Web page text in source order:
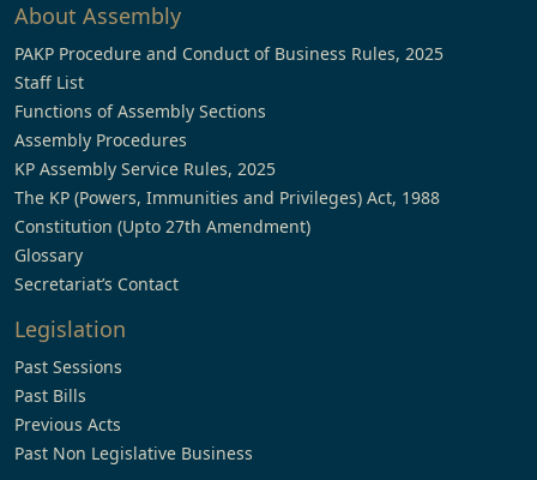
About Assembly
PAKP Procedure and Conduct of Business Rules, 2025
Staff List
Functions of Assembly Sections
Assembly Procedures
KP Assembly Service Rules, 2025
The KP (Powers, Immunities and Privileges) Act, 1988
Constitution (Upto 27th Amendment)
Glossary
Secretariat’s Contact
Legislation
Past Sessions
Past Bills
Previous Acts
Past Non Legislative Business